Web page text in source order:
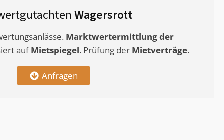
Wagersrott
Marktwertermittlungder
aufMietspiegel. Prüfung der Mietverträge.
Anfragen